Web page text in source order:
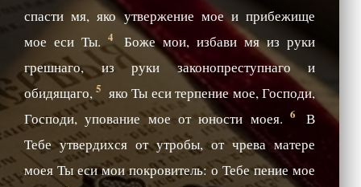
спасти мя, яко утвержение мое и прибежище
мое еси Ты.4
Боже мои, избави мя из руки
грешнаго, из руки законопреступнаго и
обидящаго,5 яко Ты еси терпение мое, Господи,
Господи, упование мое от юности моея. 6
В
Тебе утвердихся от утробы, от чрева матере
моея Ты еси мои покровитель: о Тебе пение мое